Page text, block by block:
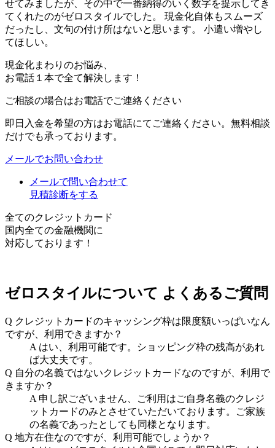
せてみましたが、その中で一番納得のいく数字を提示してき
てくれたのがゼロスタイルでした。 現金化自体もスムーズ
だったし、文句の付け所はないと思います。 小遣い増やし
てほしい。
現金化まわりのお悩み、
お電話１本で全て解決します！
ご相談の場合はお電話でご連絡ください
即日入金を希望の方はお電話にてご連絡ください。無料相談
だけでも承っております。
メールでお問い合わせ
メールで問い合わせて
見積診断をする
全てのクレジットカード
国内全ての金融機関に
対応しております！
ゼロスタイルについて よくあるご質問
Q クレジットカードのキャッシング枠は限度額いっぱいなん
ですが、利用できますか？
A はい、利用可能です。ショッピング枠の残高があれ
ば大丈夫です。
Q 自分の名義ではないクレジットカードなのですが、利用で
きますか？
A 申し訳ございません、ご利用はご自身名義のクレジ
ットカードのみとさせていただいております。ご家族
の名義であったとしても同様となります。
Q 地方在住なのですが、利用可能でしょうか？